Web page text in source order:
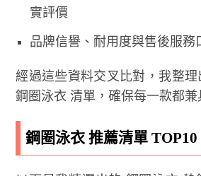
實評價
品牌信譽、耐用度與售後服務
經過這些資料交叉比對，我整
鋼圈泳衣 清單，確保每一款都兼
鋼圈泳衣 推薦清單 TOP10